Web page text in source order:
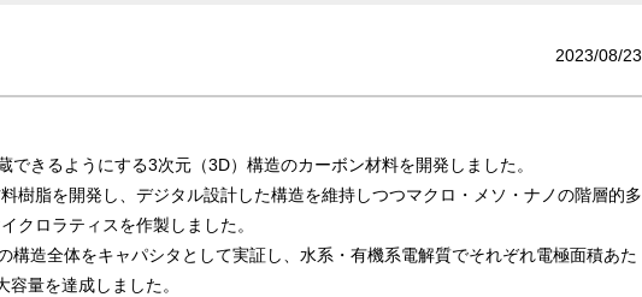
2023/08/23
できるようにする3次元（3D）構造のカーボン材料を開発しました。
樹脂を開発し、デジタル設計した構造を維持しつつマクロ・メソ・ナノの階層的多
クロラティスを作製しました。
構造全体をキャパシタとして実証し、水系・有機系電解質でそれぞれ電極面積あた
容量を達成しました。